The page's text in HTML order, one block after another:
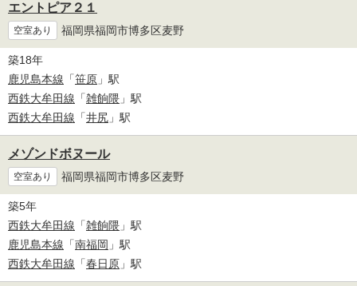
エントピア２１
空室あり 福岡県福岡市博多区麦野
築18年
鹿児島本線 「笹原 」駅
西鉄大牟田線 「雑餉隈 」駅
西鉄大牟田線 「井尻 」駅
メゾンドボヌール
空室あり 福岡県福岡市博多区麦野
築5年
西鉄大牟田線 「雑餉隈 」駅
鹿児島本線 「南福岡 」駅
西鉄大牟田線 「春日原 」駅